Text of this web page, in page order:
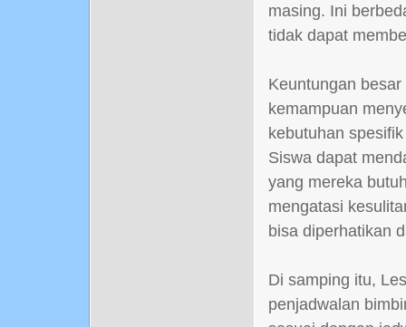
masing. Ini
tidak dapat
Keuntungan
kemampuan
kebutuhan
Siswa dapat
yang mereka
mengatasi
bisa diperhatikan
Di samping itu,
penjadwalan